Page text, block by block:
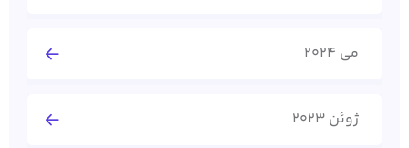
می 2024
ژوئن 2023